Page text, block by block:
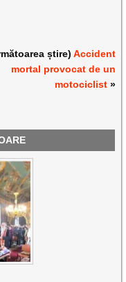
știre) Accident
mortal provocat de un
motociclist»